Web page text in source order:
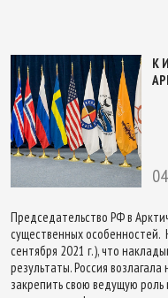
К
Председательство РФ в
существенных особенностей.
сентября 2021 г.), что
результаты. Россия
закрепить свою ведущую